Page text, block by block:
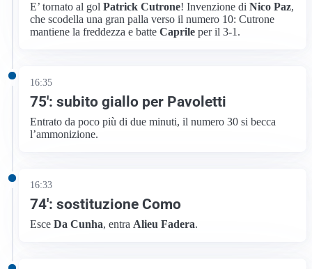
E’ tornato al golPatrick Cutrone! Invenzione diNico Paz,
che scodella una gran palla verso il numero 10: Cutrone
mantiene la freddezza e batteCaprile per il 3-1.
16:35
75′: subito giallo per Pavoletti
Entrato da poco più di due minuti, il numero 30 si becca
l’ammonizione.
16:33
74′: sostituzione Como
EsceDa Cunha, entra Alieu Fadera.